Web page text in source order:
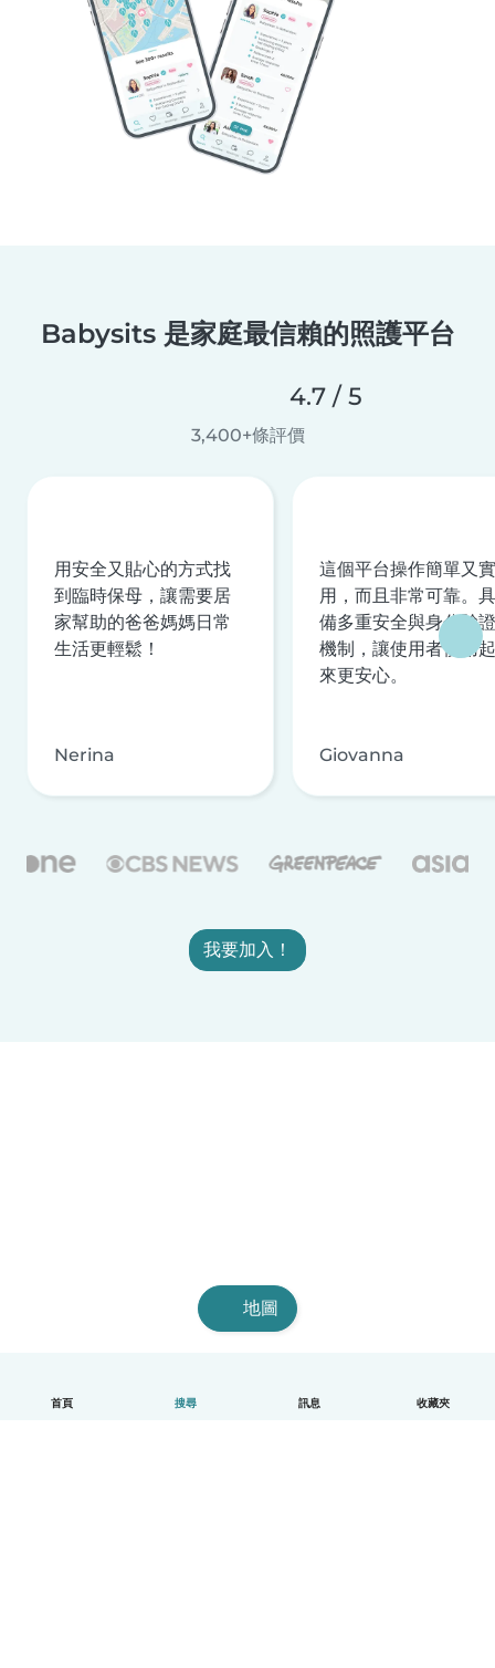
首頁 搜尋 訊息 收藏夾
Babysits 是家庭最信賴的照護平台
4.7 / 5
3,400+條評價
用安全又貼心的方式找
到臨時保母，讓需要居
家幫助的爸爸媽媽日常
生活更輕鬆！
Nerina
這個平台操作簡單又實
用，而且非常可靠。具
備多重安全與身分驗證
機制，讓使用者使用起
來更安心。
Giovanna
我要加入！
地圖